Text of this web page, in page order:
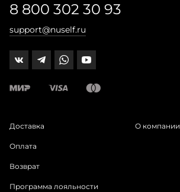
8 800 302 30 93
support@nuself.ru
Доставка
Оплата
Возврат
Программа лояльности
О компании